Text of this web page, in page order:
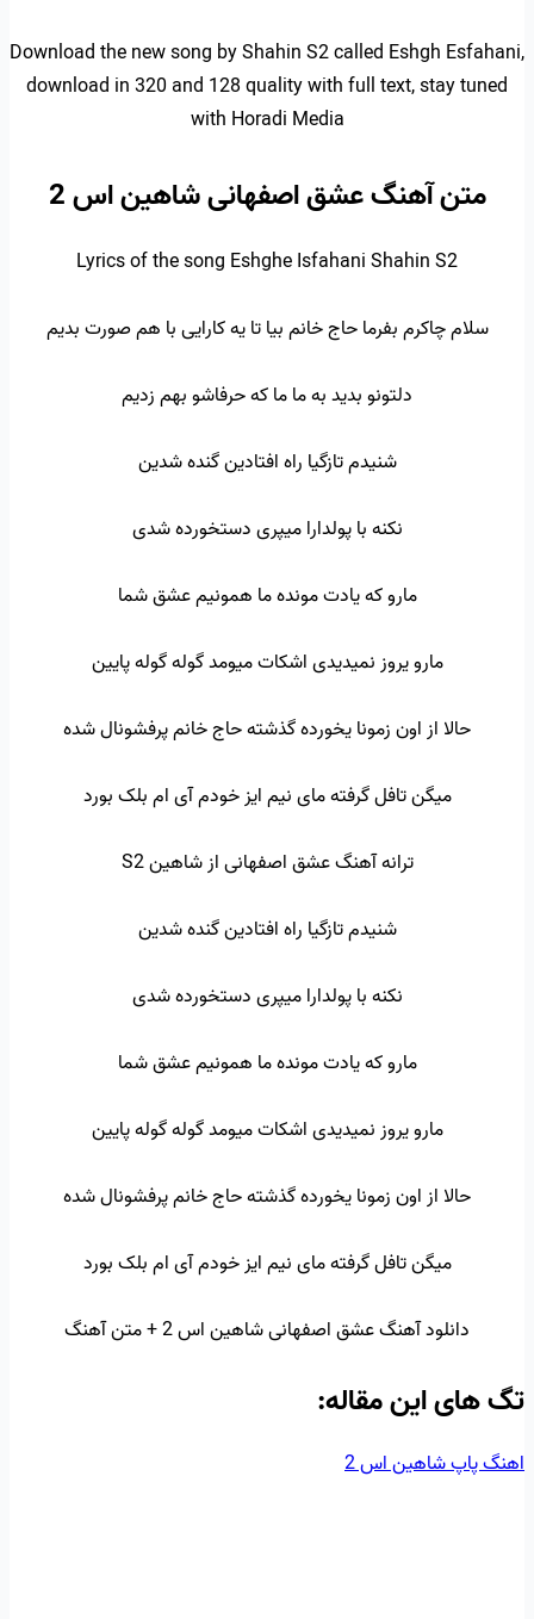
Download the new song by Shahin S2 called Eshgh Esfahani,
download in 320 and 128 quality with full text, stay tuned
with Horadi Media
متن آهنگ عشق اصفهانی شاهین اس 2
Lyrics of the song Eshghe Isfahani Shahin S2
سلام چاکرم بفرما حاج خانم بیا تا یه کارایی با هم صورت بدیم
دلتونو بدید به ما ما که حرفاشو بهم زدیم
شنیدم تازگیا راه افتادین گنده شدین
نکنه با پولدارا میپری دستخورده شدی
مارو که یادت مونده ما همونیم عشق شما
مارو یروز نمیدیدی اشکات میومد گوله گوله پایین
حالا از اون زمونا یخورده گذشته حاج خانم پرفشونال شده
میگن تافل گرفته مای نیم ایز خودم آی ام بلک بورد
ترانه آهنگ عشق اصفهانی از شاهین S2
شنیدم تازگیا راه افتادین گنده شدین
نکنه با پولدارا میپری دستخورده شدی
مارو که یادت مونده ما همونیم عشق شما
مارو یروز نمیدیدی اشکات میومد گوله گوله پایین
حالا از اون زمونا یخورده گذشته حاج خانم پرفشونال شده
میگن تافل گرفته مای نیم ایز خودم آی ام بلک بورد
دانلود آهنگ عشق اصفهانی شاهین اس 2 + متن آهنگ
تگ‌ های این مقاله:
اهنگ پاپشاهین اس 2